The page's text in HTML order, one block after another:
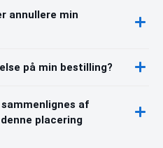
annullere min
på min bestilling?
af
placering